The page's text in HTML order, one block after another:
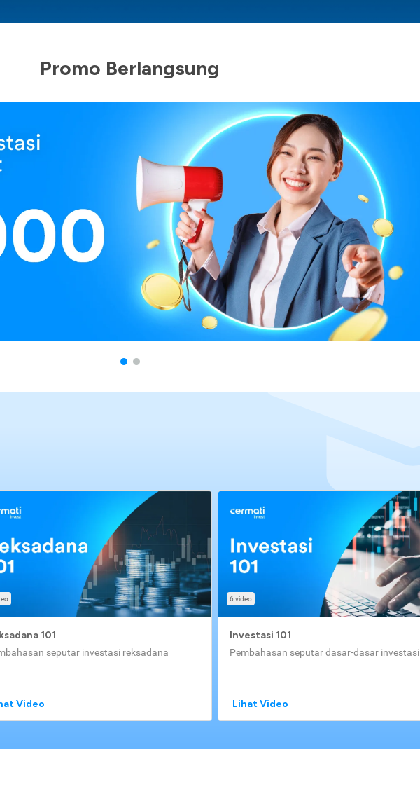
Promo Berlangsung
101
seputar investasi reksadana
Video
6 video
Investasi 101
Pembahasan seputar dasar-dasar investasi
Lihat Video